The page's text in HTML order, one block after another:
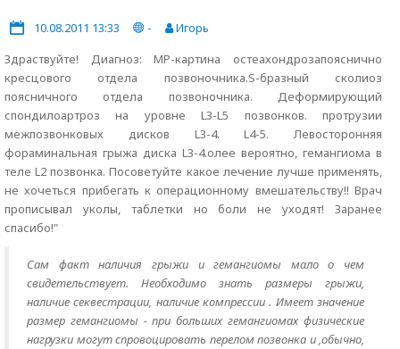
10.08.2011 13:33 -
Игорь
Здраствуйте! Диагноз: МР-картина остеахондрозапояснично
кресцового отдела позвоночника.S-бразный сколиоз
поясничного отдела позвоночника. Деформирующий
спондилоартроз на уровне L3-L5 позвонков. протрузии
межпозвонковых дисков L3-4. L4-5. Левосторонняя
фораминальная грыжа диска L3-4.олее вероятно, гемангиома в
теле L2 позвонка. Посоветуйте какое лечение лучше применять,
не хочеться прибегать к операционному вмешательству!! Врач
прописывал уколы, таблетки но боли не уходят! Заранее
спасибо!"
Сам факт наличия грыжи и гемангиомы мало о чем
свидетельствует. Необходимо знать размеры грыжи,
наличие секвестрации, наличие компрессии . Имеет значение
размер гемангиомы - при больших гемангиомах физические
нагрузки могут спровоцировать перелом позвонка и ,обычно,